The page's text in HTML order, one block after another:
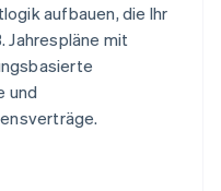
aufbauen, die Ihr
Jahrespläne mit
und